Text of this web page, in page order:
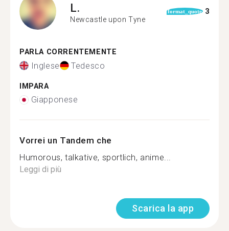
L.
Newcastle upon Tyne
format_quote 3
PARLA CORRENTEMENTE
Inglese Tedesco
IMPARA
Giapponese
Vorrei un Tandem che
Humorous, talkative, sportlich, anime...
Leggi di più
Scarica la app